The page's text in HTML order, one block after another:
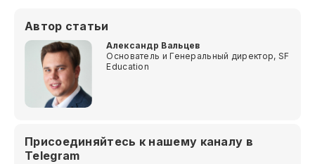
Автор статьи
Александр Вальцев
Основатель и Генеральный директор, SF
Education
Присоединяйтесь к нашему каналу в
Telegram